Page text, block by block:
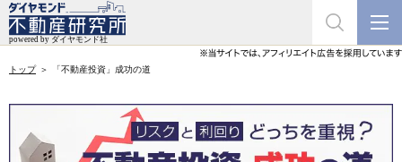
トップ 「不動産投資」成功の道